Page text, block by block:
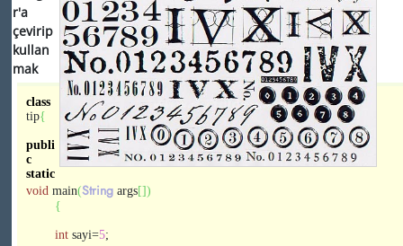
r'a
çevirip
kullan
mak
class
tip{
publi
c
static
void main(String args[])
{
int sayi=5;